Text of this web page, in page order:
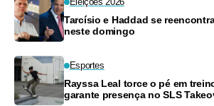
Tarcísio e Haddad se
neste domingo
Esportes
Rayssa Leal torce o pé em
garante presença no SLS